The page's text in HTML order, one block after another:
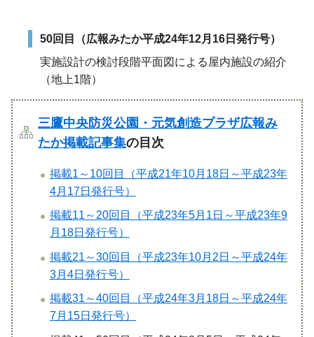
50回目（広報みたか平成24年12月16日発行号）
実施設計の検討段階平面図による屋内施設の紹介
（地上1階）
三鷹中央防災公園・元気創造プラザ広報み
たか掲載記事集の目次
掲載1～10回目（平成21年10月18日～平成23年
4月17日発行号）
掲載11～20回目（平成23年5月1日～平成23年9
月18日発行号）
掲載21～30回目（平成23年10月2日～平成24年
3月4日発行号）
掲載31～40回目（平成24年3月18日～平成24年
7月15日発行号）